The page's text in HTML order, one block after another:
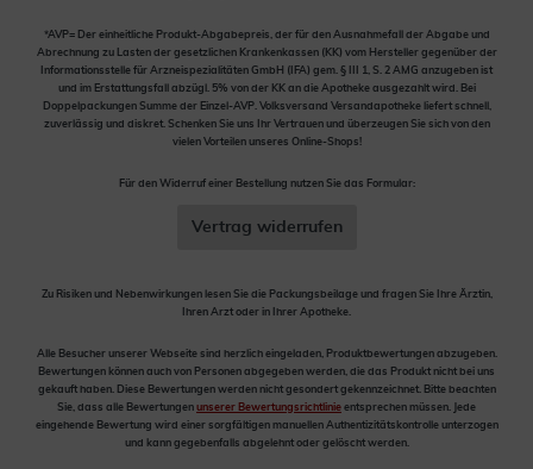
*AVP= Der einheitliche Produkt-Abgabepreis, der für den Ausnahmefall der Abgabe und
Abrechnung zu Lasten der gesetzlichen Krankenkassen (KK) vom Hersteller gegenüber der
Informationsstelle für Arzneispezialitäten GmbH (IFA) gem. § III 1, S. 2 AMG anzugeben ist
und im Erstattungsfall abzügl. 5% von der KK an die Apotheke ausgezahlt wird. Bei
Doppelpackungen Summe der Einzel-AVP. Volksversand Versandapotheke liefert schnell,
zuverlässig und diskret. Schenken Sie uns Ihr Vertrauen und überzeugen Sie sich von den
vielen Vorteilen unseres Online-Shops!
Für den Widerruf einer Bestellung nutzen Sie das Formular:
Vertrag widerrufen
Zu Risiken und Nebenwirkungen lesen Sie die Packungsbeilage und fragen Sie Ihre Ärztin,
Ihren Arzt oder in Ihrer Apotheke.
Alle Besucher unserer Webseite sind herzlich eingeladen, Produktbewertungen abzugeben.
Bewertungen können auch von Personen abgegeben werden, die das Produkt nicht bei uns
gekauft haben. Diese Bewertungen werden nicht gesondert gekennzeichnet. Bitte beachten
Sie, dass alle Bewertungen unserer Bewertungsrichtlinie entsprechen müssen. Jede
eingehende Bewertung wird einer sorgfältigen manuellen Authentizitätskontrolle unterzogen
und kann gegebenfalls abgelehnt oder gelöscht werden.